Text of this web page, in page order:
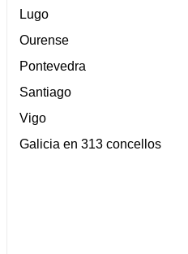
Lugo
Ourense
Pontevedra
Santiago
Vigo
Galicia en 313 concellos